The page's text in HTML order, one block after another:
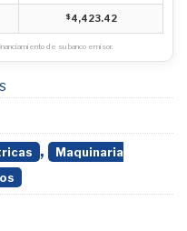
$4,423.42
de su banco emisor.
,
Maquinaria